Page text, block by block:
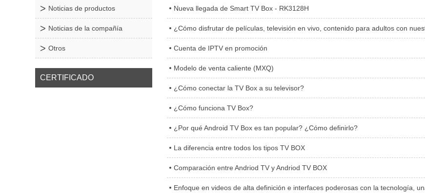
Noticias de productos
Noticias de la compañía
Otros
CERTIFICADO
Nueva llegada de Smart TV Box - RK3128H
¿Cómo disfrutar de películas, televisión en vivo, contenido para adultos con
Cuenta de IPTV en promoción
Modelo de venta caliente (MXQ)
¿Cómo conectar la TV Box a su televisor?
¿Cómo funciona TV Box?
¿Por qué Android TV Box es tan popular? ¿Cómo definirlo?
La diferencia entre todos los tipos TV BOX
Comparación entre Andriod TV y Andriod TV BOX
Enfoque en videos de alta definición e interfaces poderosas con la tecnología, una tendencia